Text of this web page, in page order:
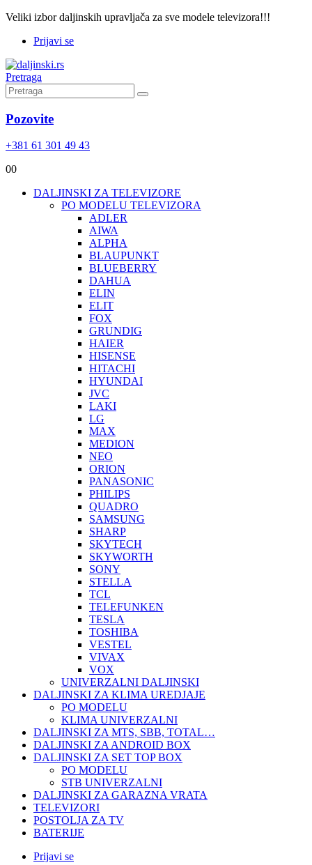
Veliki izbor daljinskih upravljača za sve modele televizora!!!
Prijavi se
Pretraga
Pozovite
+381 61 301 49 43
00
DALJINSKI ZA TELEVIZORE
PO MODELU TELEVIZORA
ADLER
AIWA
ALPHA
BLAUPUNKT
BLUEBERRY
DAHUA
ELIN
ELIT
FOX
GRUNDIG
HAIER
HISENSE
HITACHI
HYUNDAI
JVC
LAKI
LG
MAX
MEDION
NEO
ORION
PANASONIC
PHILIPS
QUADRO
SAMSUNG
SHARP
SKYTECH
SKYWORTH
SONY
STELLA
TCL
TELEFUNKEN
TESLA
TOSHIBA
VESTEL
VIVAX
VOX
UNIVERZALNI DALJINSKI
DALJINSKI ZA KLIMA UREDJAJE
PO MODELU
KLIMA UNIVERZALNI
DALJINSKI ZA MTS, SBB, TOTAL…
DALJINSKI ZA ANDROID BOX
DALJINSKI ZA SET TOP BOX
PO MODELU
STB UNIVERZALNI
DALJINSKI ZA GARAZNA VRATA
TELEVIZORI
POSTOLJA ZA TV
BATERIJE
Prijavi se